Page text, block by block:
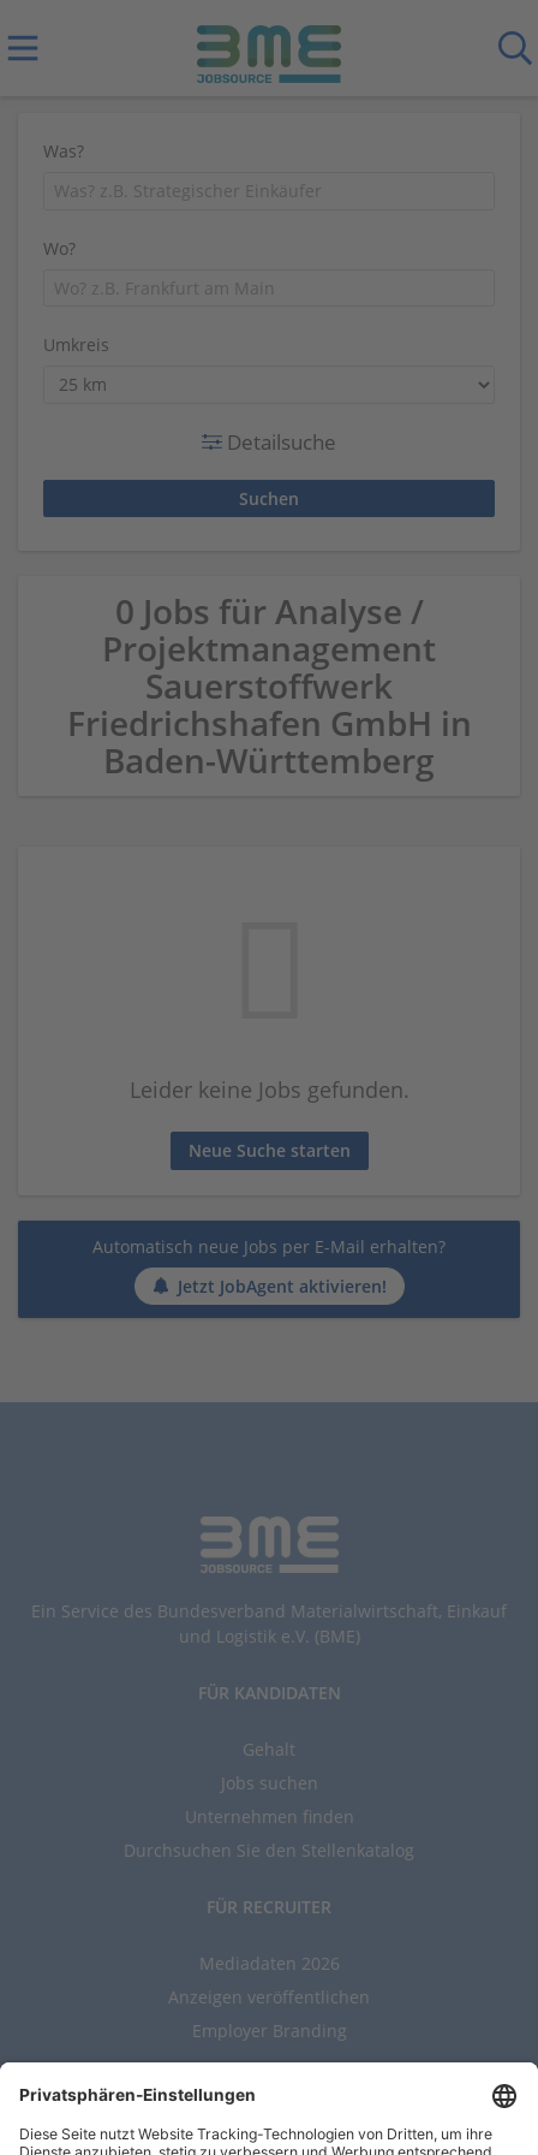
Was?
Wo?
Umkreis
Detailsuche
0 Jobs für Analyse /
Projektmanagement
Sauerstoffwerk
Friedrichshafen GmbH in
Baden-Württemberg
Leider keine Jobs gefunden.
Neue Suche starten
Automatisch neue Jobs per E-Mail erhalten?
Jetzt JobAgent aktivieren!
Ein Service des Bundesverband Materialwirtschaft, Einkauf
und Logistik e.V. (BME)
FÜR KANDIDATEN
Gehalt
Jobs suchen
Unternehmen finden
Durchsuchen Sie den Stellenkatalog
FÜR RECRUITER
Mediadaten 2026
Anzeigen veröffentlichen
Employer Branding
ALLGEMEIN
Kontakt